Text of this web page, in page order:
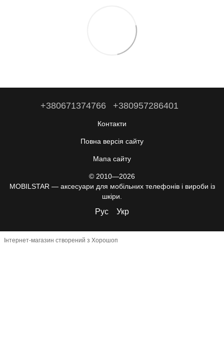
+380671374766 +380957286401
Контакти
Повна версія сайту
Мапа сайту
© 2010—2026
MOBILSTAR — аксесуари для мобільних телефонів і вироби із
шкіри.
Рус Укр
Інтернет-магазин створений з Хорошоп